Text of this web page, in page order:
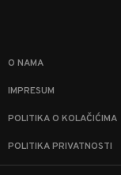
O NAMA
IMPRESUM
POLITIKA O KOLAČIĆIMA
POLITIKA PRIVATNOSTI